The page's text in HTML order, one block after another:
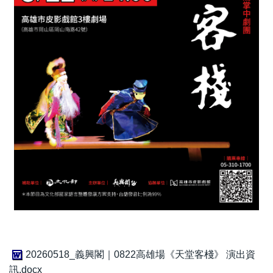
20260518_義興閣｜0822高雄場《天堂客棧》 演出資
訊.docx